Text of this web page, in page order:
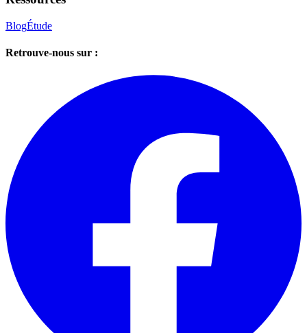
BlogÉtude
Retrouve-nous sur :